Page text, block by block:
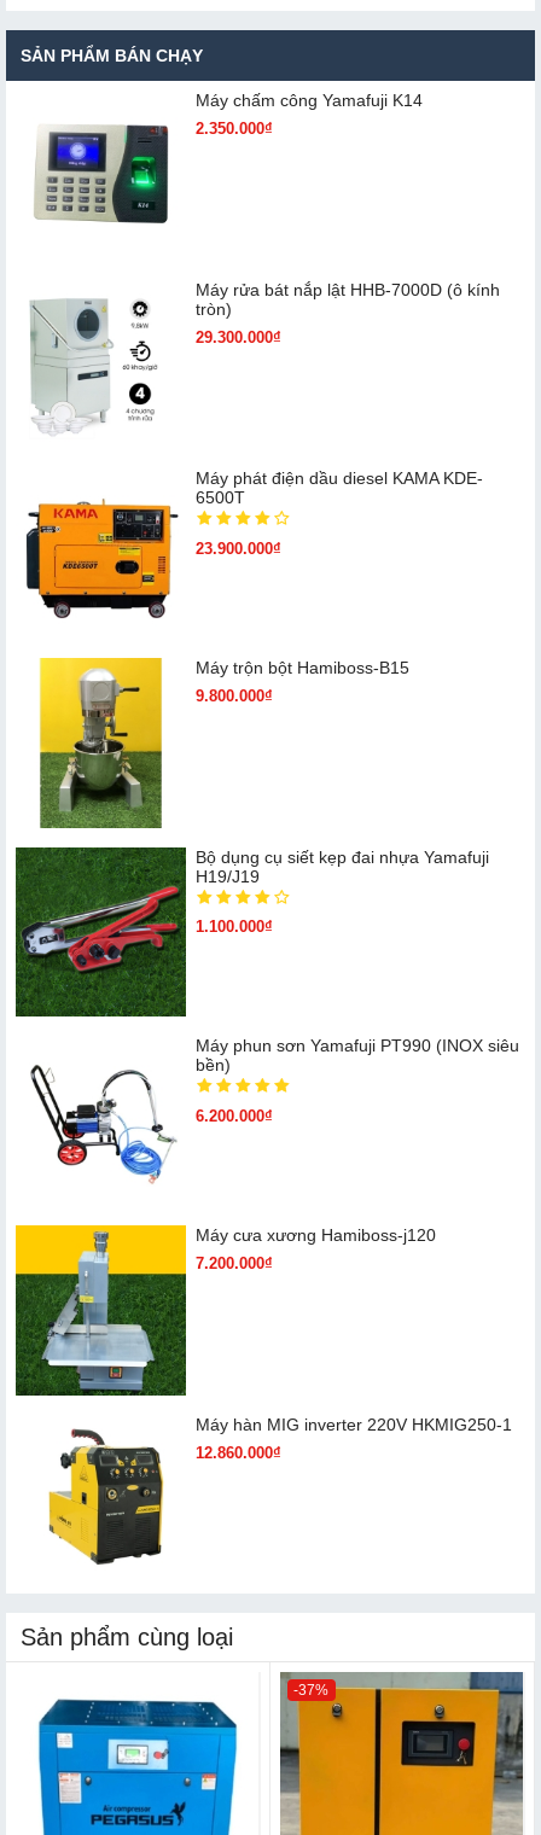
SẢN PHẨM BÁN CHẠY
Máy chấm cô​ng Yamafuji K14
2.350.000₫
Máy rửa bát nắp lật HHB-7000D (ô kính
tròn)
29.300.000₫
Máy phát điện dầu diesel KAMA KDE-
6500T
23.900.000₫
Máy trộn bột Hamiboss-B15
9.800.000₫
Bộ dụng cụ siết kẹp đai nhựa Yamafuji
H19/J19
1.100.000₫
Máy phun sơn Yamafuji PT990 (INOX siêu
bền)
6.200.000₫
Máy cưa xương Hamiboss-j120
7.200.000₫
Máy hàn MIG inverter 220V HKMIG250-1
12.860.000₫
Sản phẩm cùng loại
-37%